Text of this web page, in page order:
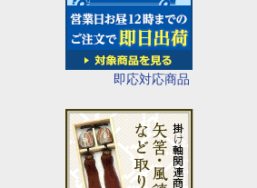
即応対応商品